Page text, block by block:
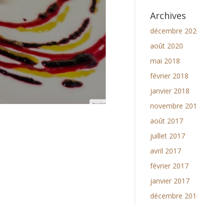
Archives
décembre
août 2020
mai 2018
février 2018
janvier 2018
novembre
août 2017
juillet 2017
avril 2017
février 2017
janvier 2017
décembre